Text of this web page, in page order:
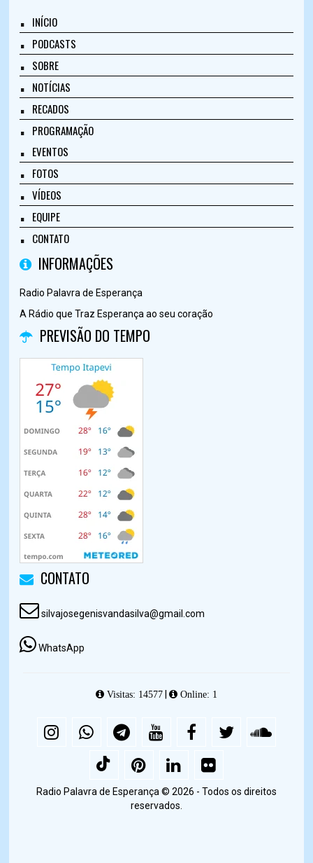
INÍCIO
PODCASTS
SOBRE
NOTÍCIAS
RECADOS
PROGRAMAÇÃO
EVENTOS
FOTOS
VÍDEOS
EQUIPE
CONTATO
INFORMAÇÕES
Radio Palavra de Esperança
A Rádio que Traz Esperança ao seu coração
PREVISÃO DO TEMPO
CONTATO
silvajosegenisvandasilva@gmail.com
WhatsApp
Visitas: 14577| Online: 1
Radio Palavra de Esperança © 2026 - Todos os direitos
reservados.